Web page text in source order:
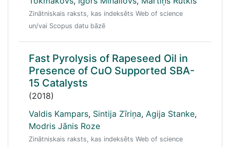
Zinātniskais raksts, kas indeksēts Web of science
un/vai Scopus datu bāzē
Fast Pyrolysis of Rapeseed Oil in
Presence of CuO Supported SBA-
15 Catalysts
(2018)
Valdis Kampars, Sintija Zīriņa, Agija Stanke,
Modris Jānis Roze
Zinātniskais raksts, kas indeksēts Web of science